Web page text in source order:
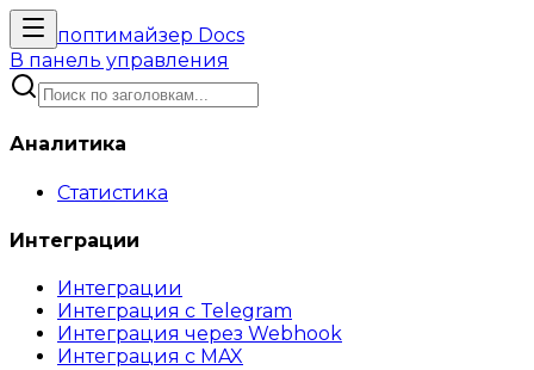
поптимайзер Docs
В панель управления
Аналитика
Статистика
Интеграции
Интеграции
Интеграция с Telegram
Интеграция через Webhook
Интеграция с MAX